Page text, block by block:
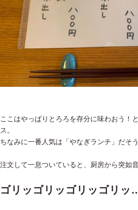
ここはやっぱりとろろを存分に味わおう！
ス。
ちなみに一番人気は「やなぎランチ」だそう
注文して一息ついていると、厨房から突如音
ゴリッゴリッゴリッゴリッ